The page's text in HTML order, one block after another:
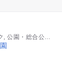
公園・総合公園,